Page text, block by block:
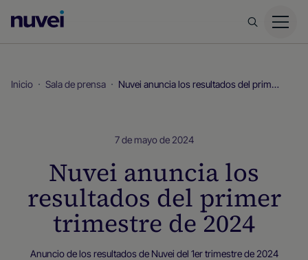
principal
Nuvei
Inicio Sala de prensa Nuvei anuncia los resultados del primer trimestre de 2024
7 de mayo de 2024
Nuvei anuncia los
resultados del primer
trimestre de 2024
Anuncio de los resultados de Nuvei del 1er trimestre de 2024